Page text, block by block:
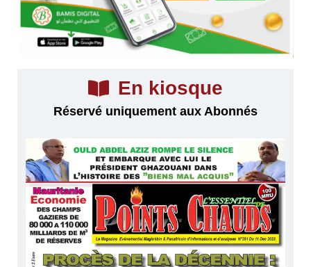
En kiosque
Réservé uniquement aux Abonnés